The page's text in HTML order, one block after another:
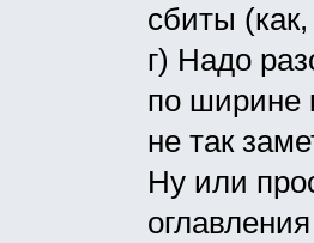
сбиты
г) Надо
по ширине
не так
Ну или